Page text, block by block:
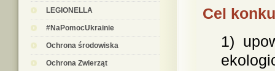
LEGIONELLA
#NaPomocUkrainie
Ochrona środowiska
Ochrona Zwierząt
Cel
1)